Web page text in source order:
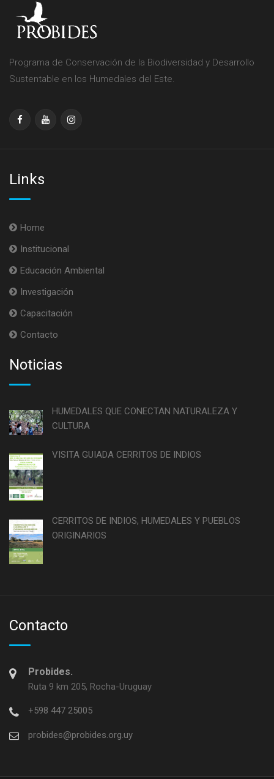
Programa de Conservación de la Biodiversidad y Desarrollo
Sustentable en los Humedales del Este.
Links
Home
Institucional
Educación Ambiental
Investigación
Capacitación
Contacto
Noticias
HUMEDALES QUE CONECTAN NATURALEZA Y
CULTURA
VISITA GUIADA CERRITOS DE INDIOS
CERRITOS DE INDIOS, HUMEDALES Y PUEBLOS
ORIGINARIOS
Contacto
Probides.
Ruta 9 km 205, Rocha-Uruguay
+598 447 25005
probides@probides.org.uy